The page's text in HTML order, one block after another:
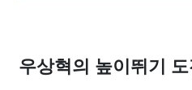
우상혁의 높이뛰기 도